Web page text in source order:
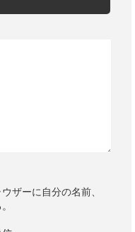
ザーに自分の名前、